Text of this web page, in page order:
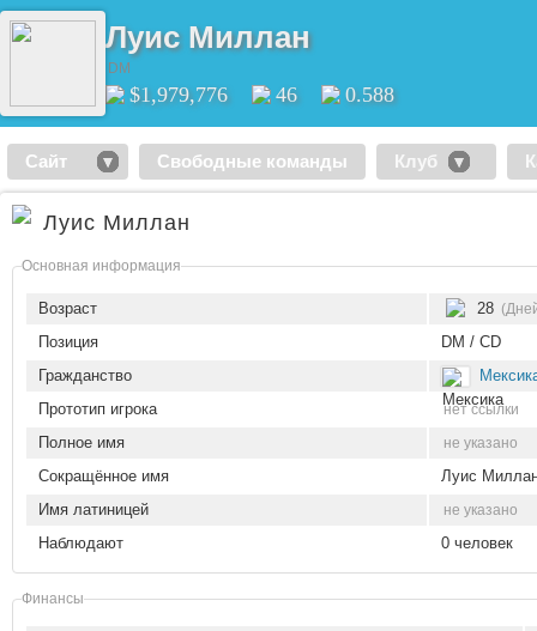
Луис Миллан
DM
$1,979,776 46 0.588
Сайт Свободные команды Клуб
Луис Миллан
Основная информация
Возраст 28
Позиция
DM / CD
Гражданство
Прототип игрока
нет ссылки
Полное имя не указано
Сокращённое имя
Луис
Имя латиницей
не указано
Наблюдают 0 человек
Финансы